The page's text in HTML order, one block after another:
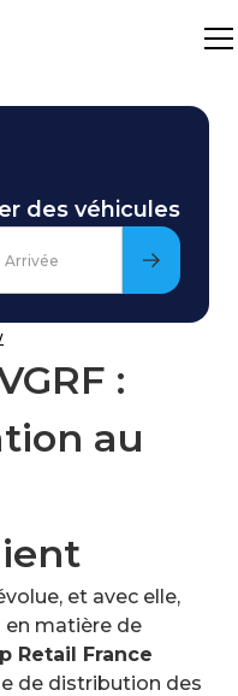
:
au
et avec elle,
matière de
Retail France
de distribution des
des véhicules